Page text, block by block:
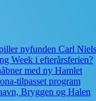
nyfunden Carl
Week i efterårsferien?
med ny Hamlet
tilpasset program
Bryggen og Halen